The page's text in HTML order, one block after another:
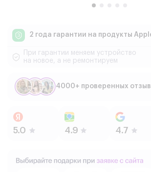
2 года гарантии на продукты
При гарантии меняем устройство
на новое, а не ремонтируем
4000+ проверенных